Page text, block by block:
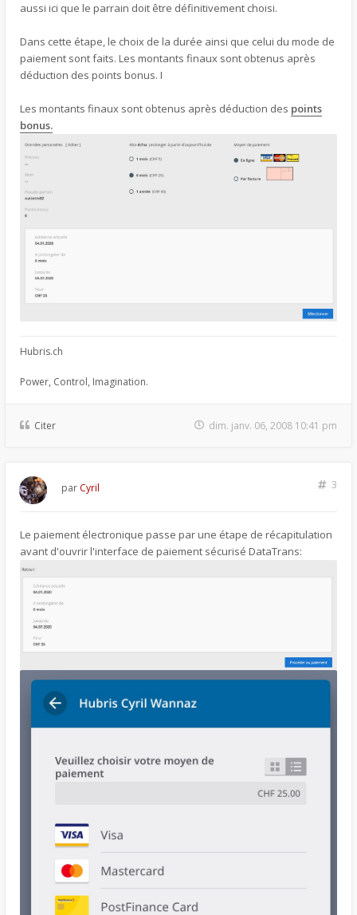
aussi ici que le parrain doit être définitivement choisi.
Dans cette étape, le choix de la durée ainsi que celui du mode de
paiement sont faits. Les montants finaux sont obtenus après
déduction des points bonus. I
Les montants finaux sont obtenus après déduction des points
bonus.
Hubris.ch
Power, Control, Imagination.
Citer dim. janv. 06, 2008 10:41 pm
3
par Cyril
Le paiement électronique passe par une étape de récapitulation
avant d'ouvrir l'interface de paiement sécurisé DataTrans: